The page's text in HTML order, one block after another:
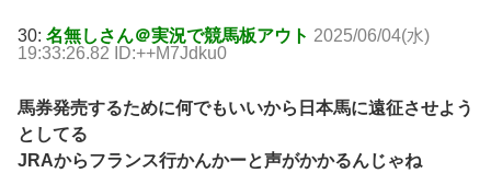
30: 名無しさん＠実況で競馬板アウト 2025/06/04(水)
19:33:26.82 ID:++M7Jdku0
馬券発売するために何でもいいから日本馬に遠征させよう
としてる
JRAからフランス行かんかーと声がかかるんじゃね